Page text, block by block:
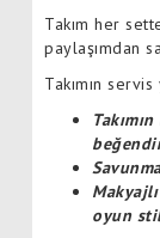
Takım her
paylaşımdan
Takımın
oyun